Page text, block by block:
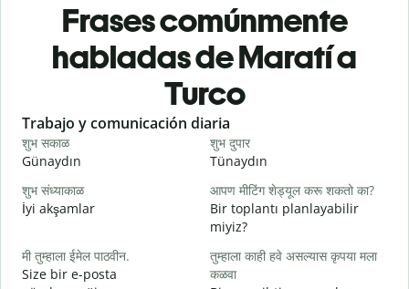
Frases comúnmente
habladas de Maratí a
Turco
Slide 1 of 6
Trabajo y comunicación diaria
शुभ सकाळ
Günaydın
शुभ दुपार
Tünaydın
शुभ संध्याकाळ
İyi akşamlar
आपण मीटिंग शेड्यूल करू शकतो का?
Bir toplantı planlayabilir
miyiz?
मी तुम्हाला ईमेल पाठवीन.
Size bir e-posta
तुम्हाला काही हवे असल्यास कृपया मला
कळवा